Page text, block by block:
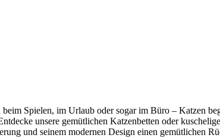
Spielen, im Urlaub oder sogar im Büro – Katzen
unsere gemütlichen Katzenbetten oder
und seinem modernen Design einen gemütlichen